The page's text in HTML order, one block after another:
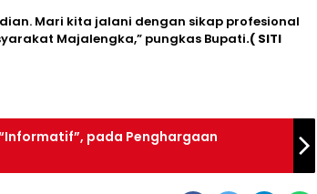
Mari kita jalani dengan sikap profesional
Majalengka,” pungkas Bupati.( SITI
pada Penghargaan